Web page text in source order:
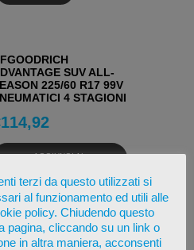
SUV ALL-
225/60 R17 99V
4 STAGIONI
114,92
AGGIUNGI AL
OSSERVA
terzi da questo utilizzati si
al funzionamento ed utili alle
policy. Chiudendo questo
pagina, cliccando su un link o
in altra maniera, acconsenti